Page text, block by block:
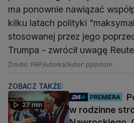
ma ponownie nawiązać
kilku latach polityki
stosowanej przez jego
Trumpa - zwrócił uwagę
Źródło: PAPAutorka/Autor: pp\mtom
ZOBACZ TAKŻE:
27 min
PREMIERA
w rodzinne